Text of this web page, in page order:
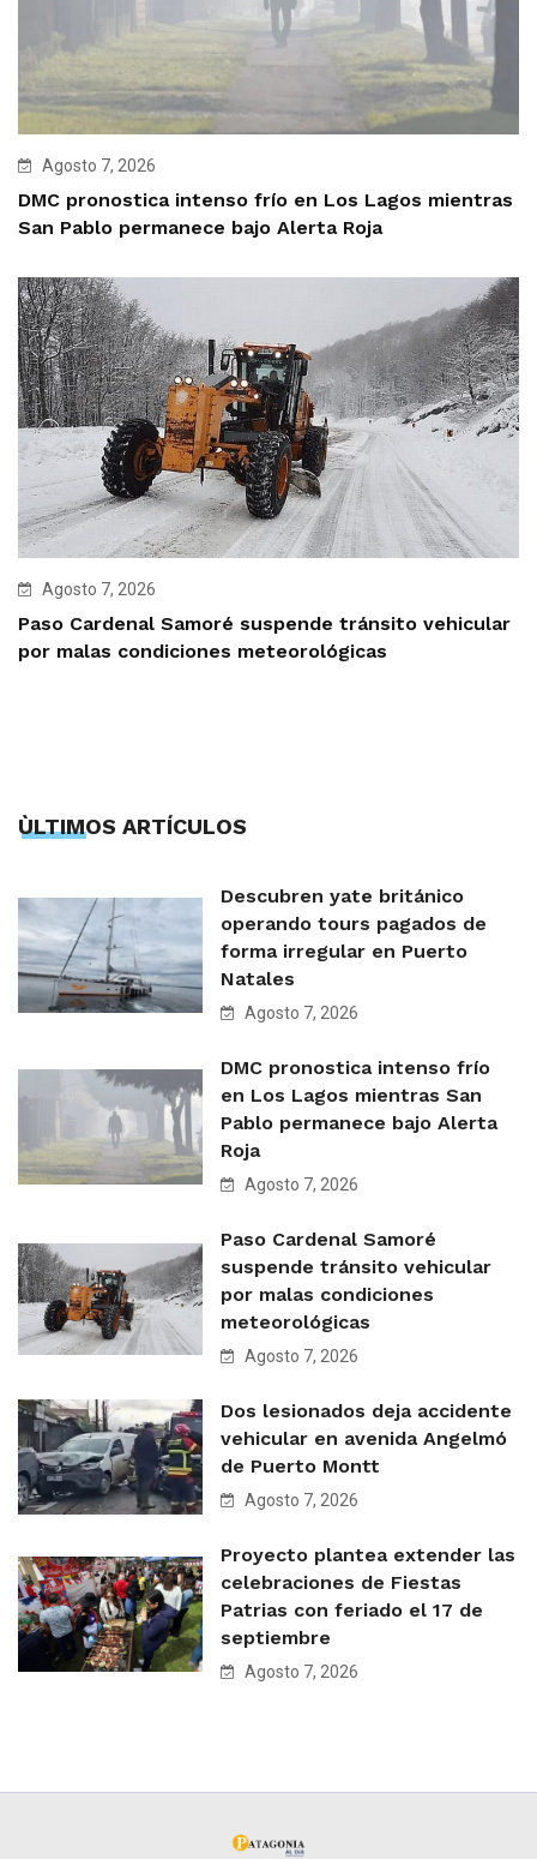
Agosto 7, 2026
DMC pronostica intenso frío en Los Lagos mientras
San Pablo permanece bajo Alerta Roja
Agosto 7, 2026
Paso Cardenal Samoré suspende tránsito vehicular
por malas condiciones meteorológicas
ÙLTIMOS ARTÍCULOS
Descubren yate británico
operando tours pagados de
forma irregular en Puerto
Natales
Agosto 7, 2026
DMC pronostica intenso frío
en Los Lagos mientras San
Pablo permanece bajo Alerta
Roja
Agosto 7, 2026
Paso Cardenal Samoré
suspende tránsito vehicular
por malas condiciones
meteorológicas
Agosto 7, 2026
Dos lesionados deja accidente
vehicular en avenida Angelmó
de Puerto Montt
Agosto 7, 2026
Proyecto plantea extender las
celebraciones de Fiestas
Patrias con feriado el 17 de
septiembre
Agosto 7, 2026